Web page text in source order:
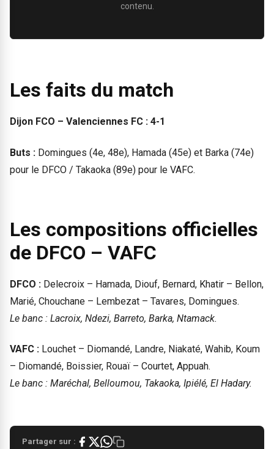
contenu.
Les faits du match
Dijon FCO – Valenciennes FC : 4-1
Buts : Domingues (4e, 48e), Hamada (45e) et Barka (74e)
pour le DFCO / Takaoka (89e) pour le VAFC.
Les compositions officielles
de DFCO – VAFC
DFCO : Delecroix – Hamada, Diouf, Bernard, Khatir – Bellon,
Marié, Chouchane – Lembezat – Tavares, Domingues.
Le banc : Lacroix, Ndezi, Barreto, Barka, Ntamack.
VAFC : Louchet – Diomandé, Landre, Niakaté, Wahib, Koum
– Diomandé, Boissier, Rouaï – Courtet, Appuah.
Le banc : Maréchal, Belloumou, Takaoka, Ipiélé, El Hadary.
Partager sur :